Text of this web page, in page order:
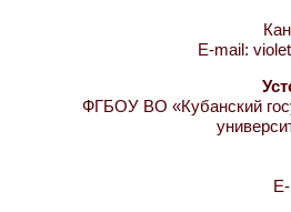
E-mail:
ФГБОУ ВО «Кубанский